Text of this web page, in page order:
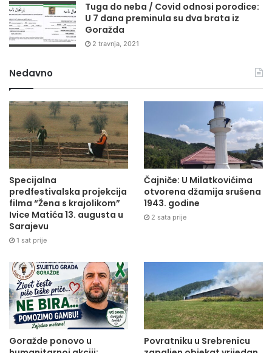
Tuga do neba / Covid odnosi porodice:
U 7 dana preminula su dva brata iz
Goražda
2 travnja, 2021
Nedavno
Specijalna
predfestivalska projekcija
filma “Žena s krajolikom”
Ivice Matića 13. augusta u
Sarajevu
1 sat prije
Čajniče: U Milatkovićima
otvorena džamija srušena
1943. godine
2 sata prije
Goražde ponovo u
Povratniku u Srebrenicu